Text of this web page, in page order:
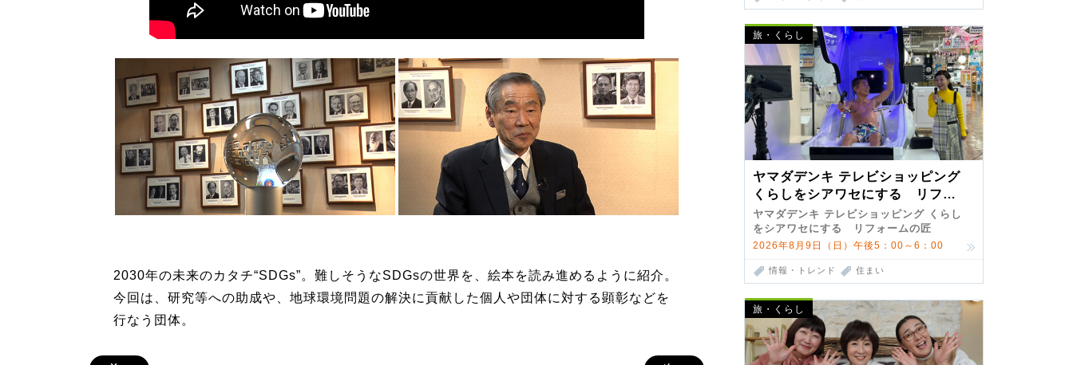
旅・くらし
ヤマダデンキ テレビショッピング
くらしをシアワセにする リフォ
ームの匠 第7弾
ヤマダデンキ テレビショッピング くらし
をシアワセにする リフォームの匠
2026年8月9日（日）午後5：00～6：00
情報・トレンド 住まい
旅・くらし
2030年の未来のカタチ“SDGs”。難しそうなSDGsの世界を、絵本を読み進めるように紹介。
今回は、研究等への助成や、地球環境問題の解決に貢献した個人や団体に対する顕彰などを
行なう団体。